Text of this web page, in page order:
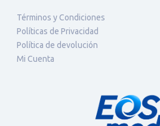
Términos y Condiciones
Políticas de Privacidad
Política de devolución
Mi Cuenta